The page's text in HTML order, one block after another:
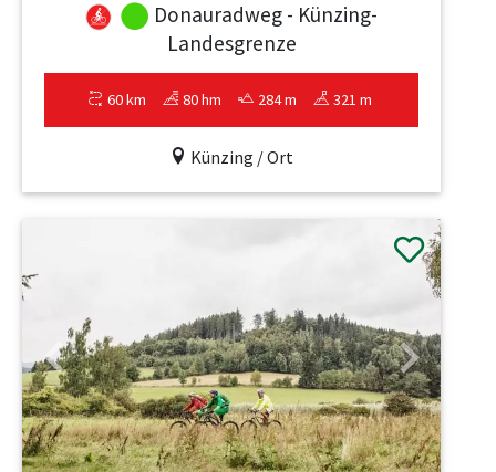
Donauradweg - Künzing-
Landesgrenze
60 km 80 hm 284 m 321 m
Künzing / Ort
Previous Next